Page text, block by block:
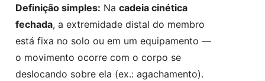
Definição simples: Na cadeia cinética
fechada, a extremidade distal do membro
está fixa no solo ou em um equipamento —
o movimento ocorre com o corpo se
deslocando sobre ela (ex.: agachamento).